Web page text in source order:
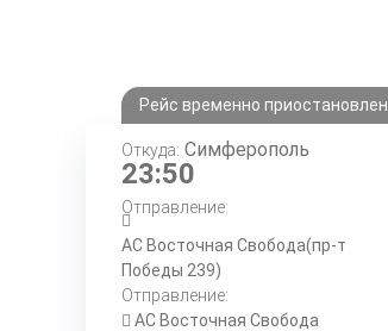
Рейс временно приостановлен
Откуда: Симферополь
23:50
Отправление:
АС Восточная Свобода(пр-т
Победы 239)
Отправление:
АС Восточная Свобода